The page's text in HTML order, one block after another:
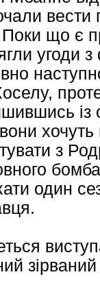
що є
угоди
із
хочуть
з
один